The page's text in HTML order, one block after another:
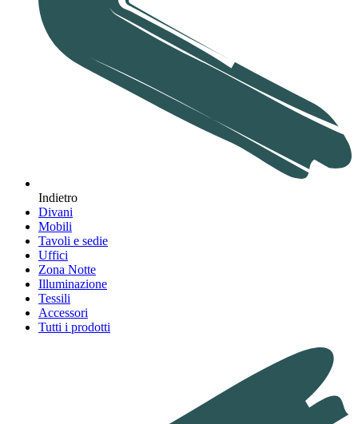
Indietro
Divani
Mobili
Tavoli e sedie
Uffici
Zona Notte
Illuminazione
Tessili
Accessori
Tutti i prodotti